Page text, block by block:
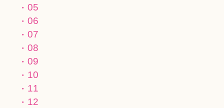
05
06
07
08
09
10
11
12